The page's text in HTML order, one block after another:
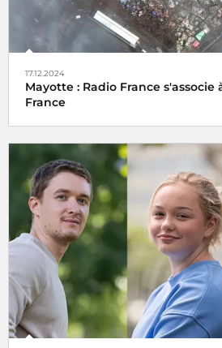
17.12.2024
Mayotte : Radio France
France
Radio France s'associe à la
un appel à votre générosité